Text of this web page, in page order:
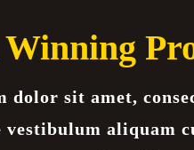
dolor sit amet,
vestibulum aliquam